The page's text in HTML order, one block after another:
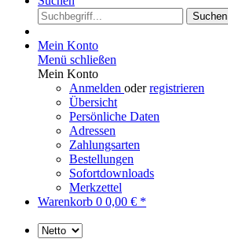
Suchen
Mein Konto
Menü schließen
Mein Konto
Anmelden oderregistrieren
Übersicht
Persönliche Daten
Adressen
Zahlungsarten
Bestellungen
Sofortdownloads
Merkzettel
Warenkorb 0 0,00 € *